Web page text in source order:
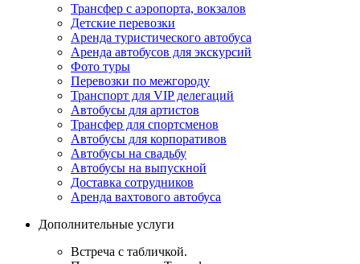
Трансфер с аэропорта, вокзалов
Детские перевозки
Аренда туристического автобуса
Аренда автобусов для экскурсий
Фото туры
Перевозки по межгороду
Транспорт для VIP делегаций
Автобусы для артистов
Трансфер для спортсменов
Автобусы для корпоративов
Автобусы на свадьбу
Автобусы на выпускной
Доставка сотрудников
Аренда вахтового автобуса
Дополнительные услуги
Встреча с табличкой.